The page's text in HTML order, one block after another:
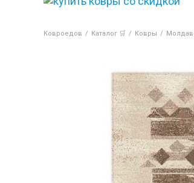
Ковроедов / Каталог 🛒 / Ковры /